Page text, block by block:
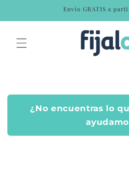
al contenido
Envío GRATIS a
¿No encuentras lo